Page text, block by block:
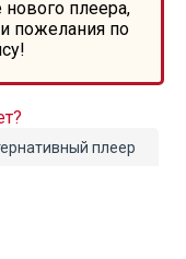
нового плеера,
пожелания по
плеер